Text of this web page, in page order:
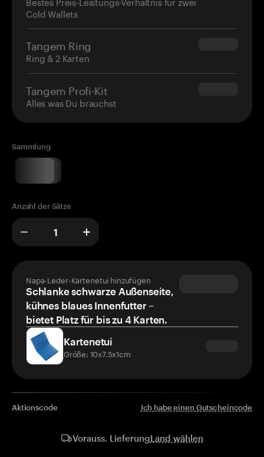
Cold Wallets
Tangem Ring
Ring & 2 Karten
$160.00
Tangem Profi-Kit
Alles was Du brauchst
$180.00
Sammlung
Anzahl der Sätze
Napa-Leder-Kartenetui hinzufügen
Schlanke schwarze Außenseite,
kühnes blaues Innenfutter –
bietet Platz für bis zu 4 Karten.
Kartenetui
Größe: 10x7.5x1cm
Aktionscode Ich habe einen Gutscheincode
Vorauss. LieferungLand wählen